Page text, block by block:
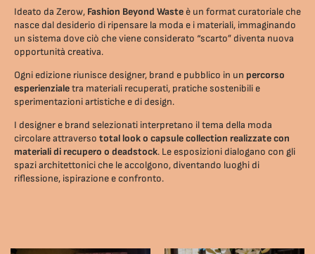
Ideato da Zerow, Fashion Beyond Wasteè un format curatoriale che
nasce dal desiderio di ripensare la moda e i materiali, immaginando
un sistema dove ciò che viene considerato “scarto” diventa nuova
opportunità creativa.
Ogni edizione riunisce designer, brand e pubblico in un percorso
esperienzialetra materiali recuperati, pratiche sostenibili e
sperimentazioni artistiche e di design.
I designer e brand selezionati interpretano il tema della moda
circolare attraverso total look o capsule collection realizzate con
materiali di recupero o deadstock. Le esposizioni dialogano con gli
spazi architettonici che le accolgono, diventando luoghi di
riflessione, ispirazione e confronto.